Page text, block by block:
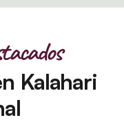
Kalahari